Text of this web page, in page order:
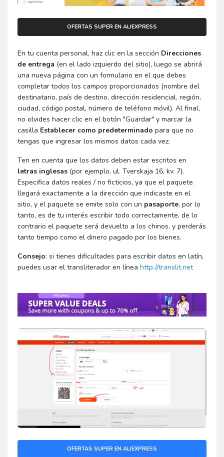
OFERTAS SUPER EN ALIEXPRESS
En tu cuenta personal, haz clic en la sección Direcciones
de entrega (en el lado izquierdo del sitio), luego se abrirá
una nueva página con un formulario en el que debes
completar todos los campos proporcionados (nombre del
destinatario, país de destino, dirección residencial, región,
ciudad, código postal, número de teléfono móvil). Al final,
no olvides hacer clic en el botón "Guardar" y marcar la
casilla Establecer como predeterminado para que no
tengas que ingresar los mismos datos cada vez.
Ten en cuenta que los datos deben estar escritos en
letras inglesas (por ejemplo, ul. Tverskaja 16, kv. 7).
Especifica datos reales / no ficticios, ya que el paquete
llegará exactamente a la dirección que indicaste en el
sitio, y el paquete se emite solo con un pasaporte, por lo
tanto, es de tu interés escribir todo correctamente, de lo
contrario el paquete será devuelto a los chinos, y perderás
tanto tiempo como el dinero pagado por los bienes.
Consejo: si tienes dificultades para escribir datos en latín,
puedes usar el transliterador en línea http://translit.net
OFERTAS SUPER EN ALIEXPRESS